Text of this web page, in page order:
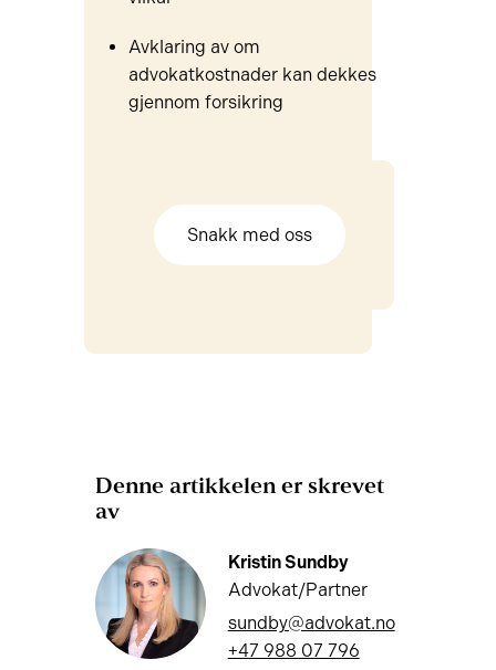
Avklaring av om
advokatkostnader kan dekkes
gjennom forsikring
Snakk med oss
Denne artikkelen er skrevet
av
Kristin Sundby
Advokat/Partner
sundby@advokat.no
+47 988 07 796